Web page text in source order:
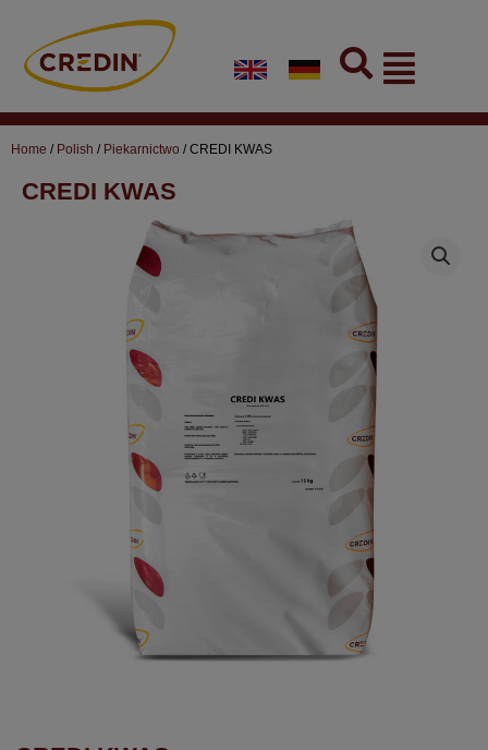
content
Flyout
Menu
Home / Polish / Piekarnictwo / CREDI KWAS
CREDI KWAS